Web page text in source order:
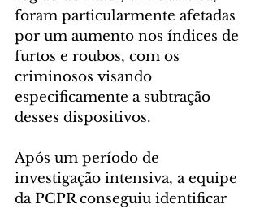
foram particularmente afetadas
por um aumento nos índices de
furtos e roubos, com os
criminosos visando
especificamente a subtração
desses dispositivos.
Após um período de
investigação intensiva, a equipe
da PCPR conseguiu identificar